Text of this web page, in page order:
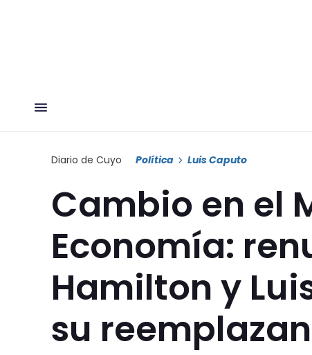
Diario de Cuyo Política Luis Caputo
Cambio en el
Economía:
Hamilton y
su